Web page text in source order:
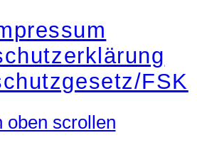
FSK
oben scrollen